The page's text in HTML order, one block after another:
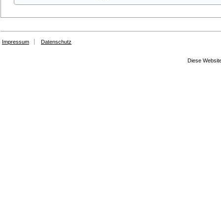
Impressum Datenschutz
Diese